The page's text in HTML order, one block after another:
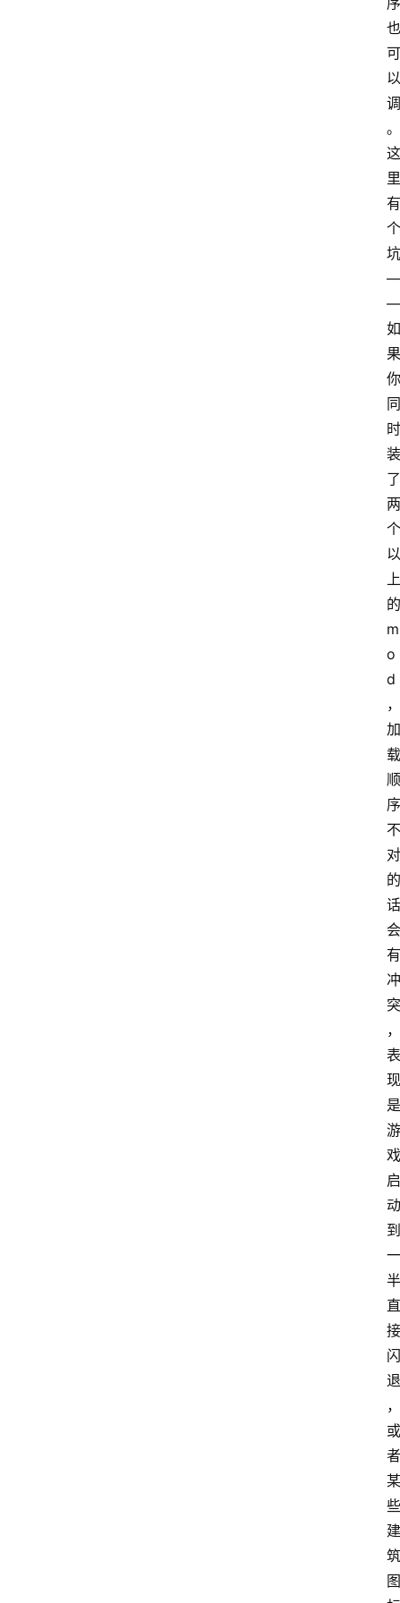
也
可
以
调
。
这
里
有
个
坑
—
—
如
果
你
同
时
装
了
两
个
以
上
的
m
o
d
，
加
载
顺
序
不
对
的
话
会
有
冲
突
，
表
现
是
游
戏
启
动
到
一
半
直
接
闪
退
，
或
者
某
些
建
筑
图